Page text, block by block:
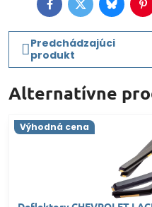
FacebookTwitterBluesky
Predchádzajúci
produkt
Alternatívne
Výhodná cena